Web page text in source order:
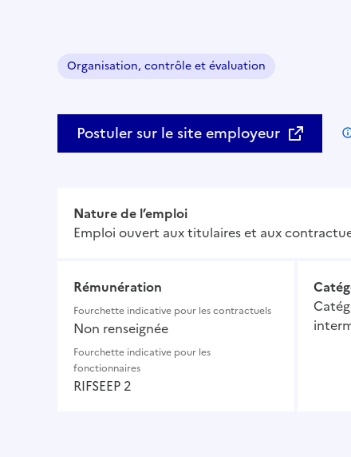
Organisation, contrôle et évaluation
Postuler sur le site employeur
Nature de l’emploi
Emploi ouvert aux titulaires et aux
Rémunération
Fourchette indicative pour les contractuels
Non renseignée
Fourchette indicative pour les
fonctionnaires
RIFSEEP 2